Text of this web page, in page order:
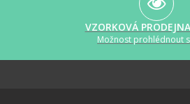
VZORKOVÁ
Možnost prohlédnout